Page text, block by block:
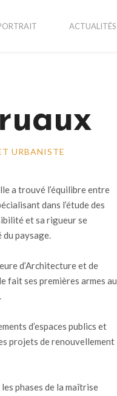
ACTUALITÉS
URBANISTE
a trouvé l’équilibre entre
dans l’étude des
et sa rigueur se
paysage.
d’Architecture et de
fait ses premières armes au
d’espaces publics et
projets de renouvellement
phases de la maîtrise